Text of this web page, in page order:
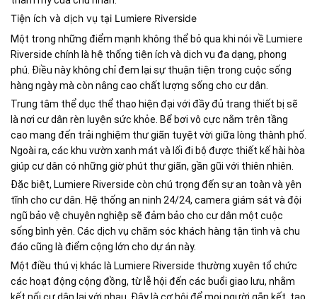
Tiện ích và dịch vụ tại Lumiere Riverside
Một trong những điểm mạnh không thể bỏ qua khi nói về Lumiere
Riverside chính là hệ thống tiện ích và dịch vụ đa dạng, phong
phú. Điều này không chỉ đem lại sự thuận tiện trong cuộc sống
hàng ngày mà còn nâng cao chất lượng sống cho cư dân.
Trung tâm thể dục thể thao hiện đại với đầy đủ trang thiết bị sẽ
là nơi cư dân rèn luyện sức khỏe. Bể bơi vô cực nằm trên tầng
cao mang đến trải nghiệm thư giãn tuyệt vời giữa lòng thành phố.
Ngoài ra, các khu vườn xanh mát và lối đi bộ được thiết kế hài hòa
giúp cư dân có những giờ phút thư giãn, gần gũi với thiên nhiên.
Đặc biệt, Lumiere Riverside còn chú trọng đến sự an toàn và yên
tĩnh cho cư dân. Hệ thống an ninh 24/24, camera giám sát và đội
ngũ bảo vệ chuyên nghiệp sẽ đảm bảo cho cư dân một cuộc
sống bình yên. Các dịch vụ chăm sóc khách hàng tận tình và chu
đáo cũng là điểm cộng lớn cho dự án này.
Một điều thú vị khác là Lumiere Riverside thường xuyên tổ chức
các hoạt động cộng đồng, từ lễ hội đến các buổi giao lưu, nhằm
kết nối cư dân lại với nhau. Đây là cơ hội để mọi người gắn kết, tạo